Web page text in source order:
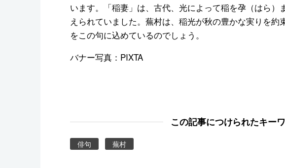
います。「稲妻」は、古代、光によって稲を孕（はら）
えられていました。蕪村は、稲光が秋の豊かな実りを約
をこの句に込めているのでしょう。
バナー写真：PIXTA
この記事につけられたキー
俳句 蕪村